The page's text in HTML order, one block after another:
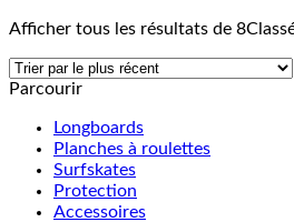
Afficher tous les résultats de 8
Parcourir
Longboards
Planches à roulettes
Surfskates
Protection
Accessoires